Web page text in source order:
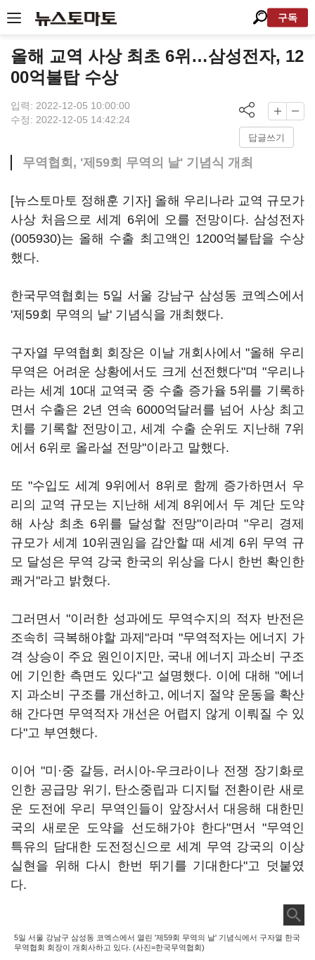
구독
올해 교역 사상 최초 6위…삼성전자, 12
00억불탑 수상
입력: 2022-12-05 10:00:00
수정: 2022-12-05 14:42:24
답글쓰기
무역협회, '제59회 무역의 날' 기념식 개최
[뉴스토마토 정해훈 기자] 올해 우리나라 교역 규모가
사상 처음으로 세계 6위에 오를 전망이다. 삼성전자
(005930)는 올해 수출 최고액인 1200억불탑을 수상
했다.
한국무역협회는 5일 서울 강남구 삼성동 코엑스에서
'제59회 무역의 날' 기념식을 개최했다.
구자열 무역협회 회장은 이날 개회사에서 "올해 우리
무역은 어려운 상황에서도 크게 선전했다"며 "우리나
라는 세계 10대 교역국 중 수출 증가율 5위를 기록하
면서 수출은 2년 연속 6000억달러를 넘어 사상 최고
치를 기록할 전망이고, 세계 수출 순위도 지난해 7위
에서 6위로 올라설 전망"이라고 말했다.
또 "수입도 세계 9위에서 8위로 함께 증가하면서 우
리의 교역 규모는 지난해 세계 8위에서 두 계단 도약
해 사상 최초 6위를 달성할 전망"이라며 "우리 경제
규모가 세계 10위권임을 감안할 때 세계 6위 무역 규
모 달성은 무역 강국 한국의 위상을 다시 한번 확인한
쾌거"라고 밝혔다.
그러면서 "이러한 성과에도 무역수지의 적자 반전은
조속히 극복해야할 과제"라며 "무역적자는 에너지 가
격 상승이 주요 원인이지만, 국내 에너지 과소비 구조
에 기인한 측면도 있다"고 설명했다. 이에 대해 "에너
지 과소비 구조를 개선하고, 에너지 절약 운동을 확산
해 간다면 무역적자 개선은 어렵지 않게 이뤄질 수 있
다"고 부연했다.
이어 "미·중 갈등, 러시아-우크라이나 전쟁 장기화로
인한 공급망 위기, 탄소중립과 디지털 전환이란 새로
운 도전에 우리 무역인들이 앞장서서 대응해 대한민
국의 새로운 도약을 선도해가야 한다"면서 "무역인
특유의 담대한 도전정신으로 세계 무역 강국의 이상
실현을 위해 다시 한번 뛰기를 기대한다"고 덧붙였
다.
5일 서울 강남구 삼성동 코엑스에서 열린 '제59회 무역의 날' 기념식에서 구자열 한국
무역협회 회장이 개회사하고 있다. (사진=한국무역협회)